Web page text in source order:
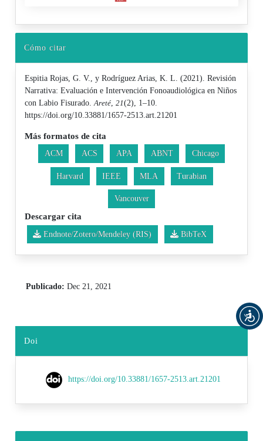
Cómo citar
Espitia Rojas, G. V., y Rodríguez Arias, K. L. (2021). Revisión
Narrativa: Evaluación e Intervención Fonoaudiológica en Niños
con Labio Fisurado.Areté ,21(2), 1–10.
https://doi.org/10.33881/1657-2513.art.21201
Más formatos de cita
ACM ACS APA ABNT Chicago
Harvard IEEE MLA Turabian
Vancouver
Descargar cita
Endnote/Zotero/Mendeley (RIS) BibTeX
Publicado: Dec 21, 2021
Doi
https://doi.org/10.33881/1657-2513.art.21201